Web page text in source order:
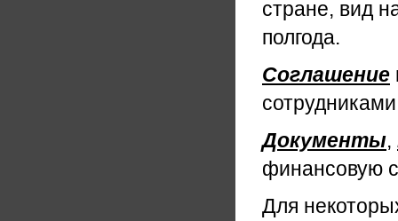
стране, вид
полгода.
Соглашение
Документы,
финансовую
Для